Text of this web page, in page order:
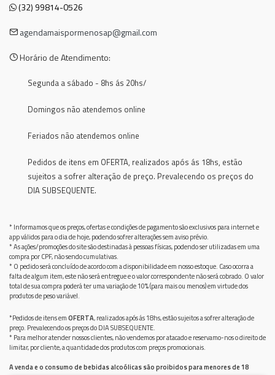
(32) 99814-0526
agendamaispormenosap@gmail.com
Horário de Atendimento:
Segunda a sábado - 8hs ás 20hs/
Domingos não atendemos online
Feriados não atendemos online
Pedidos de itens em OFERTA, realizados após ás 18hs, estão
sujeitos a sofrer alteração de preço. Prevalecendo os preços do
DIA SUBSEQUENTE.
* Informamos que os preços, ofertas e condições de pagamento são exclusivos para internet e
app válidos para o dia de hoje, podendo sofrer alterações sem aviso prévio.
* As ações/promoções do site são destinadas à pessoas físicas, podendo ser utilizadas em uma
compra por CPF, não sendo cumulativas.
* O pedido será concluído de acordo com a disponibilidade em nosso estoque. Caso ocorra a
falta de algum item, este não será entregue e o valor correspondente não será cobrado. O valor
total de sua compra poderá ter uma variação de 10% (para mais ou menos) em virtude dos
produtos de peso variável.
*Pedidos de itens emOFERTA, realizados após ás 18hs, estão sujeitos a sofrer alteração de
preço. Prevalecendo os preços do DIA SUBSEQUENTE.
* Para melhor atender nossos clientes, não vendemos por atacado e reservamo-nos o direito de
limitar, por cliente, a quantidade dos produtos com preços promocionais.
A venda e o consumo de bebidas alcoólicas são proibidos para menores de 18